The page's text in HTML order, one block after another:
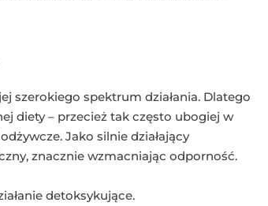
szerokiego spektrum działania. Dlatego
diety – przecież tak często ubogiej w
Jako silnie działający
znacznie wzmacniając odporność.
detoksykujące.